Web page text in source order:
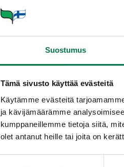
Suostumus
Tämä sivusto käyttää evästeitä
Käytämme evästeitä
ja kävijämäärämme
kumppaneillemme tietoja siitä,
olet antanut heille tai joita on